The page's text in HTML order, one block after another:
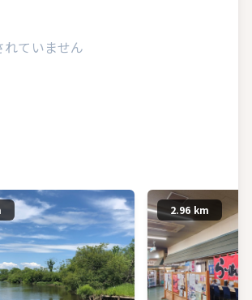
ていません
2.96 km